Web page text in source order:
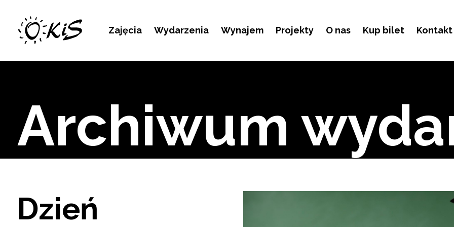
Zajęcia Wydarzenia Wynajem Projekty O nas Kup bilet Kontakt
Kontakt
Archiwum
Dzień